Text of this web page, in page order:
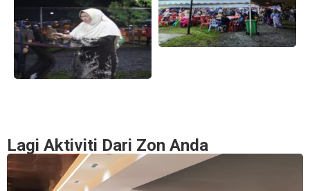
Lagi Aktiviti Dari Zon Anda